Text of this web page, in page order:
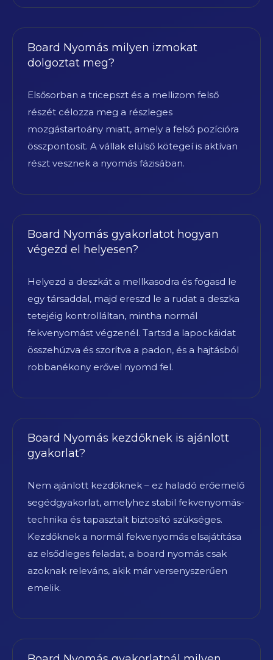
Board Nyomás milyen izmokat
dolgoztat meg?
Elsősorban a tricepszt és a mellizom felső
részét célozza meg a részleges
mozgástartoány miatt, amely a felső pozícióra
összpontosít. A vállak elülső kötegeí is aktívan
részt vesznek a nyomás fázisában.
Board Nyomás gyakorlatot hogyan
végezd el helyesen?
Helyezd a deszkát a mellkasodra és fogasd le
egy társaddal, majd ereszd le a rudat a deszka
tetejéig kontrolláltan, mintha normál
fekvenyomást végzenél. Tartsd a lapockáidat
összehúzva és szorítva a padon, és a hajtásból
robbanékony erővel nyomd fel.
Board Nyomás kezdőknek is ajánlott
gyakorlat?
Nem ajánlott kezdőknek – ez haladó erőemelő
segédgyakorlat, amelyhez stabil fekvenyomás-
technika és tapasztalt biztosító szükséges.
Kezdőknek a normál fekvenyomás elsajátítása
az elsődleges feladat, a board nyomás csak
azoknak releváns, akik már versenyszerűen
emelik.